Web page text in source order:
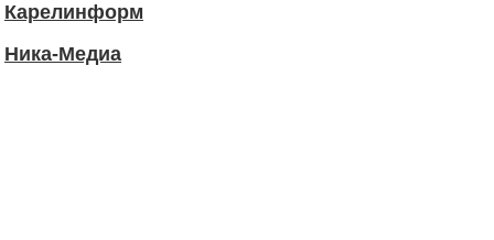
Карелинформ
Ника-Медиа